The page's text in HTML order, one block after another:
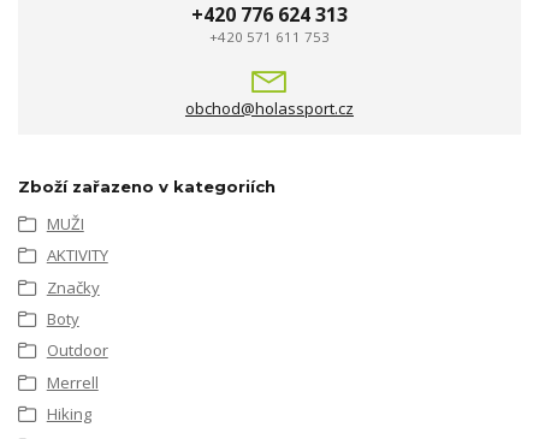
+420 776 624 313
+420 571 611 753
obchod@holassport.cz
Zboží zařazeno v kategoriích
MUŽI
AKTIVITY
Značky
Boty
Outdoor
Merrell
Hiking